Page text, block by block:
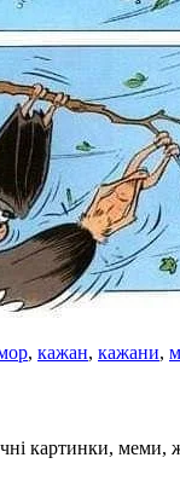
, кажан, кажани,
картинки, меми,